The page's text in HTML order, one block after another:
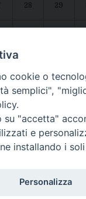
28 29
0881/522244 - e-
cookie o
semplici",
su "accetta"
e
installando i
Personalizza